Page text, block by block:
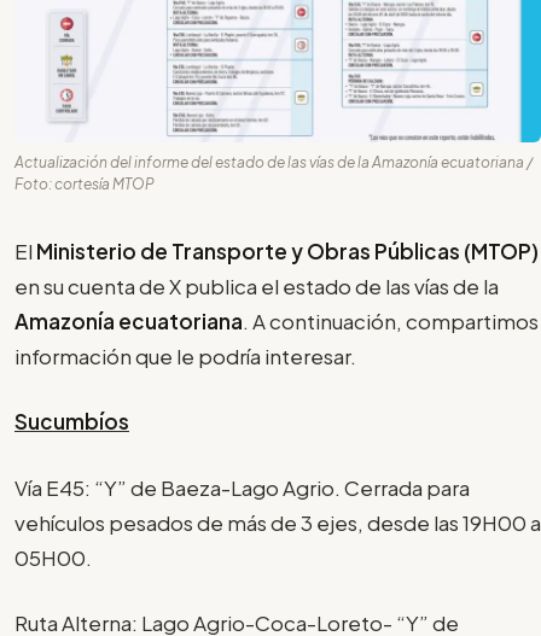
Actualización del informe del estado de las vías de la Amazonía ecuatoriana /
Foto: cortesía MTOP
El Ministerio de Transporte y Obras Públicas (MTOP)
en su cuenta de X publica el estado de las vías de la
Amazonía ecuatoriana. A continuación, compartimos
información que le podría interesar.
Sucumbíos
Vía E45: “Y” de Baeza-Lago Agrio. Cerrada para
vehículos pesados de más de 3 ejes, desde las 19H00 a
05H00.
Ruta Alterna: Lago Agrio-Coca-Loreto- “Y” de